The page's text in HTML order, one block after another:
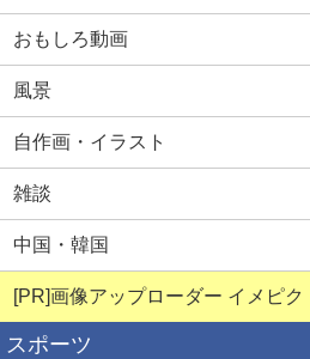
おもしろ動画
風景
自作画・イラスト
雑談
中国・韓国
[PR]画像アップローダー イメピク
スポーツ